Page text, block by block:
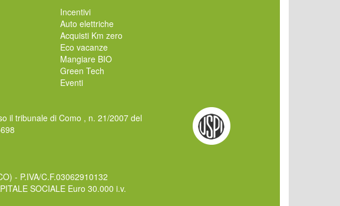
Incentivi
Auto elettriche
Acquisti Km zero
Eco vacanze
Mangiare BIO
Green Tech
Eventi
il tribunale di Como , n. 21/2007 del
- P.IVA/C.F.03062910132
SOCIALE Euro 30.000 i.v.